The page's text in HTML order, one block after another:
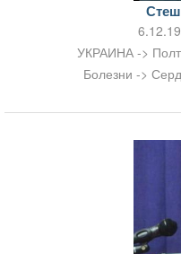
УКРАИНА ->
Болезни ->